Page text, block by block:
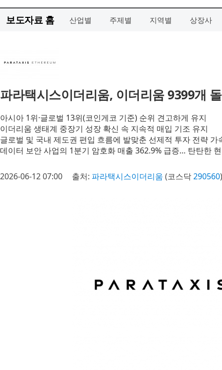
보도자료 홈 산업별 주제별 지역별 상장사
파라택시스이더리움, 이더리움 9399개
아시아 1위·글로벌 13위(코인게코 기준) 순위 견고하게 유지
이더리움 생태계 중장기 성장 확신 속 지속적 매입 기조 유지
글로벌 및 국내 제도권 편입 흐름에 발맞춘 선제적 투자 전략 가
데이터 보안 사업의 1분기 암호화 매출 362.9% 급증… 탄탄한
2026-06-12 07:00 출처: 파라택시스이더리움 (코스닥290560)